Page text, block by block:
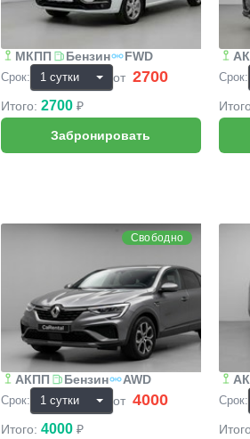
МКПП Бензин FWD
Срок: от 2700
Итого: 2700 ₽
Срок:
Свободно
АКПП Бензин AWD
Срок: от 4000
Итого: 4000 ₽
Срок: